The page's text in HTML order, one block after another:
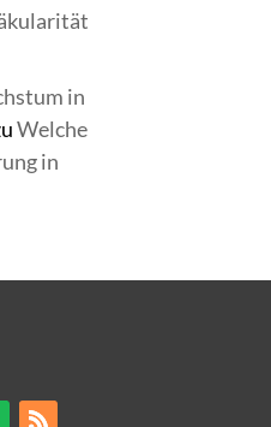
in
Welche
in